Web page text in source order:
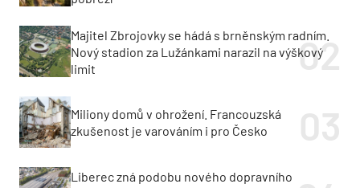
Majitel Zbrojovky se hádá s brněnským radním.
Nový stadion za Lužánkami narazil na výškový
limit
Miliony domů v ohrožení. Francouzská
zkušenost je varováním i pro Česko
Liberec zná podobu nového dopravního